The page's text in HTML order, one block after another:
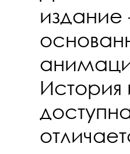
История